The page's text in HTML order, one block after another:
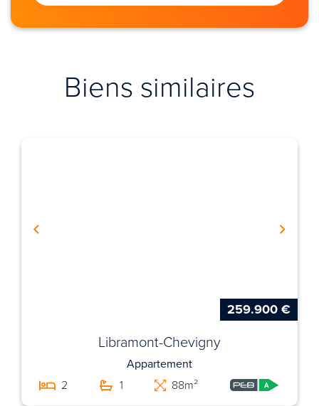
Biens similaires
259.900 €
Libramont-Chevigny
Appartement
2
1 88m²